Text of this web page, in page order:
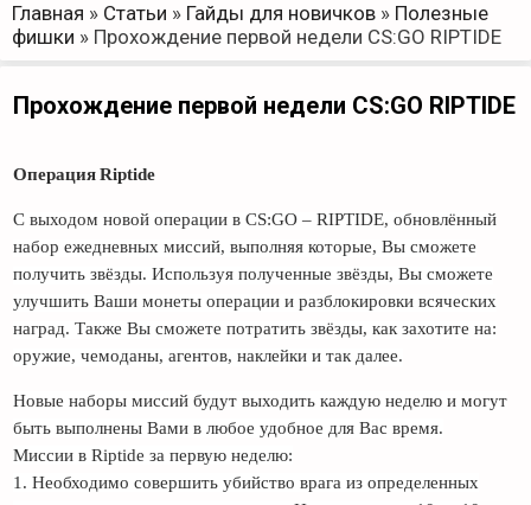
Главная » Статьи » Гайды для новичков » Полезные
фишки » Прохождение первой недели CS:GO RIPTIDE
Прохождение первой недели CS:GO RIPTIDE
ОперацияRiptide
С выходом новой операции в CS:GO – RIPTIDE, обновлённый
набор ежедневных миссий, выполняя которые, Вы сможете
получить звёзды. Используя полученные звёзды, Вы сможете
улучшить Ваши монеты операции и разблокировки всяческих
наград. Также Вы сможете потратить звёзды, как захотите на:
оружие, чемоданы, агентов, наклейки и так далее.
Новые наборы миссий будут выходить каждую неделю и могут
быть выполнены Вами в любое удобное для Вас время.
Миссии в Riptide за первую неделю:
1. Необходимо совершить убийство врага из определенных